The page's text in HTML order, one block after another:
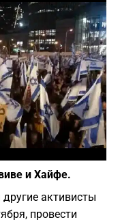
скриншот из Youtube
и Хайфе.
активисты
провести